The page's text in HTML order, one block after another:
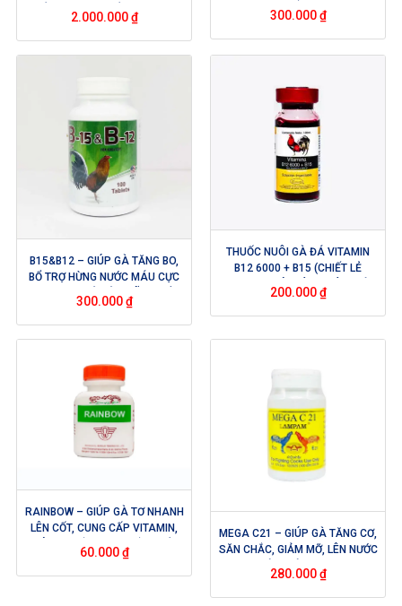
TỐC ĐỘ. TĂNG TỐC ĐỘ PHỤC
HỒI. TỐI ƯU HÓA VẬN CHUYỂN
OXY TRONG MÁU. KÍCH THÍCH
SỰ TRAO ĐỔI CHẤT VÀ SỰ
2.000.000₫
BẮP
300.000₫
B15&B12 – GIÚP GÀ TĂNG BO,
BỔ TRỢ HỪNG NƯỚC MÁU CỰC
KỲ HIỆU QUẢ CỦA HÃNG NỔI
TIẾNG INTERFARMA – USA
300.000₫
THUỐC NUÔI GÀ ĐÁ VITAMIN
B12 6000 + B15 (CHIẾT LẺ
10ML) – GIÚP KÍCH THÍCH GÀ
ĂN NGON, NGĂN NGỪA THIẾU
MÁU HIỆU QUẢ
200.000₫
RAINBOW – GIÚP GÀ TƠ NHANH
LÊN CỐT, CUNG CẤP VITAMIN,
GIÚP CƠ BẮP SĂN CHẮC KHỎE
60.000₫
MEGA C21 – GIÚP GÀ TĂNG CƠ,
SĂN CHẮC, GIẢM MỠ, LÊN NƯỚC
MÁU, ĐÁ BO LỚN
280.000₫